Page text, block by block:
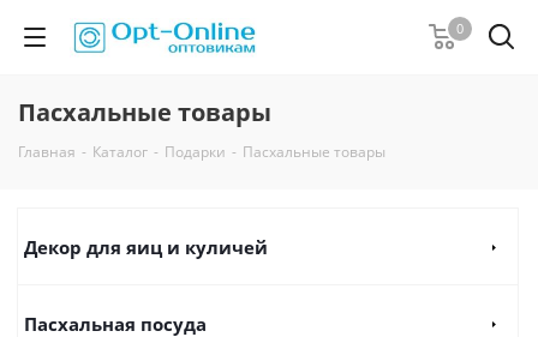
0
Пасхальные товары
Главная - Каталог - Подарки - Пасхальные товары
Декор для яиц и куличей
Пасхальная посуда